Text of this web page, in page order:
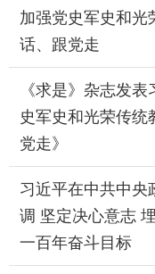
加强党史军史和光
话、跟党走
《求是》杂志发
史军史和光荣传统
党走》
习近平在中共中央
调 坚定决心意志
一百年奋斗目标